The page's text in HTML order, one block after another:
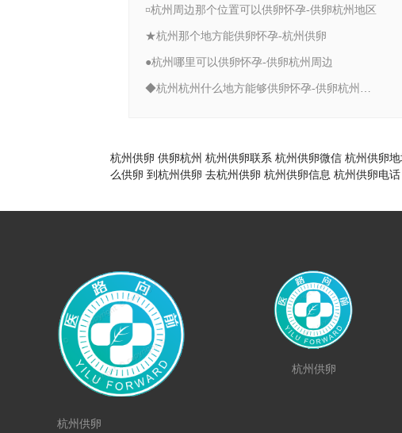
¤杭州周边那个位置可以供卵怀孕-供卵杭州地区
★杭州那个地方能供卵怀孕-杭州供卵
●杭州哪里可以供卵怀孕-供卵杭州周边
◆杭州杭州什么地方能够供卵怀孕-供卵杭州地区
杭州供卵 供卵杭州 杭州供卵联系 杭州供卵微信 杭州供卵地
么供卵 到杭州供卵 去杭州供卵 杭州供卵信息 杭州供卵电话
杭州供卵
杭州供卵